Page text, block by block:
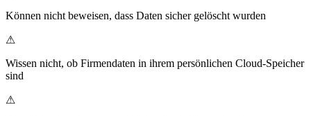
Können nicht beweisen, dass Daten sicher gelöscht wurden
⚠
Wissen nicht, ob Firmendaten in ihrem persönlichen Cloud-Speicher
sind
⚠